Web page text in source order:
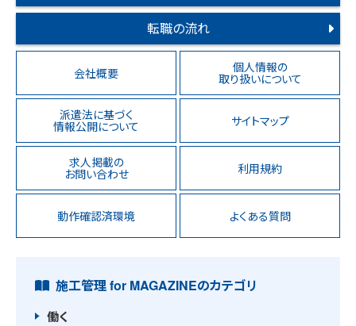
転職の流れ
会社概要 個人情報の
取り扱いについて
派遣法に基づく
情報公開について サイトマップ
求人掲載の
お問い合わせ 利用規約
動作確認済環境 よくある質問
施工管理 for MAGAZINEのカテゴリ
働く